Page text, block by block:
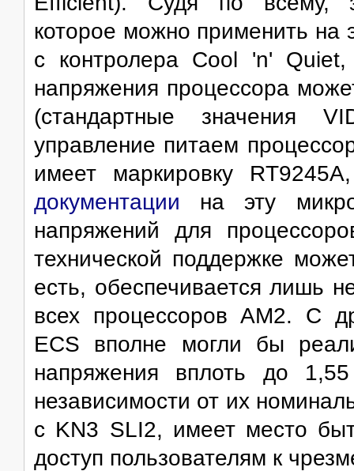
которое можно применить на
с контролера Cool 'n'
напряжения процессора
(стандартные значения
управление питаем
имеет маркировку
документации на эту
напряжений для
технической поддержке
есть, обеспечивается лишь
всех процессоров AM2. C
ECS вполне могли бы
напряжения вплоть до
независимости от их
с KN3 SLI2, имеет место
доступ пользователям к